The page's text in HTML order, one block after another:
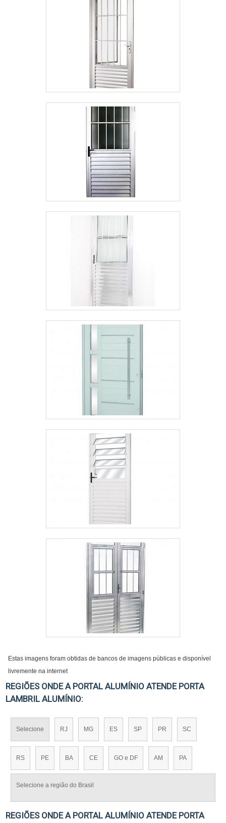
Estas imagens foram obtidas de bancos de imagens públicas e disponível
livremente na internet
REGIÕES ONDE A PORTAL ALUMÍNIO ATENDE PORTA
LAMBRIL ALUMÍNIO:
Selecione RJ MG ES SP PR SC
RS PE BA CE GO e DF AM PA
Selecione a região do Brasil
REGIÕES ONDE A PORTAL ALUMÍNIO ATENDE PORTA